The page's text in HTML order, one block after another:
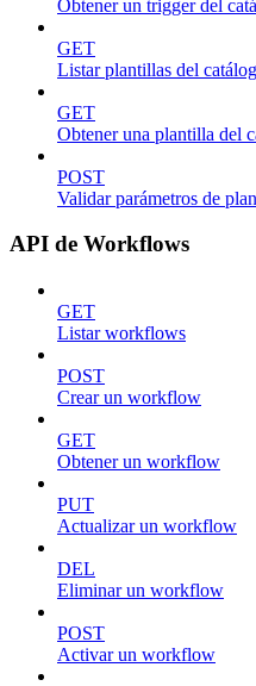
Obtener un trigger del
GET
Listar plantillas del
GET
Obtener una plantilla del
POST
Validar parámetros de
API de Workflows
GET
Listar workflows
POST
Crear un workflow
GET
Obtener un workflow
PUT
Actualizar un workflow
DEL
Eliminar un workflow
POST
Activar un workflow